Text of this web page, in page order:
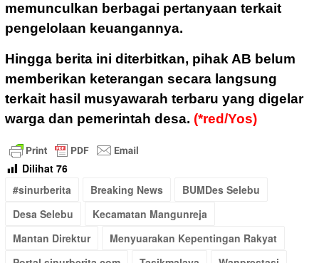
memunculkan berbagai pertanyaan terkait
pengelolaan keuangannya.
Hingga berita ini diterbitkan, pihak AB belum
memberikan keterangan secara langsung
terkait hasil musyawarah terbaru yang digelar
warga dan pemerintah desa. (*red/Yos)
Dilihat 76
#sinurberita
Breaking News
BUMDes Selebu
Desa Selebu
Kecamatan Mangunreja
Mantan Direktur
Menyuarakan Kepentingan Rakyat